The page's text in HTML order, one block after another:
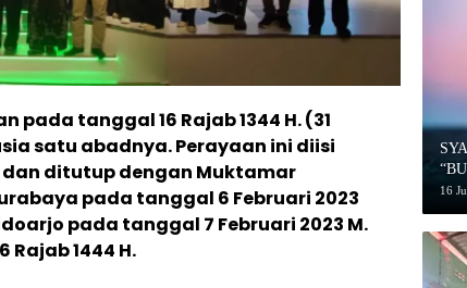
tanggal 16 Rajab 1344 H. (31
satu abadnya. Perayaan ini diisi
ditutup dengan Muktamar
pada tanggal 6 Februari 2023
pada tanggal 7 Februari 2023 M.
1444 H.
16